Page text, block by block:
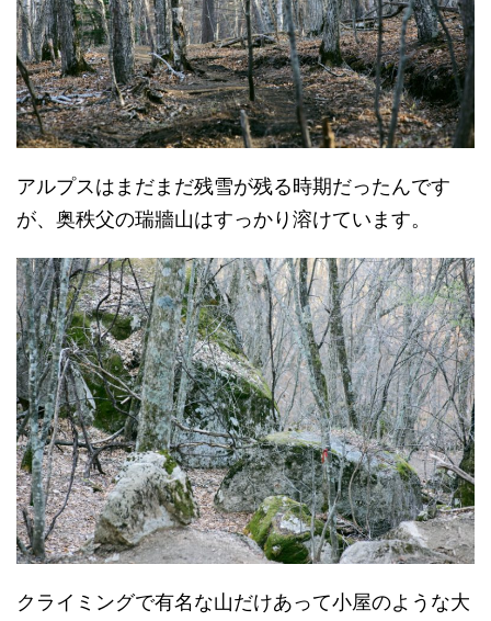
アルプスはまだまだ残雪が残る時期だったんです
が、奥秩父の瑞牆山はすっかり溶けています。
クライミングで有名な山だけあって小屋のような大